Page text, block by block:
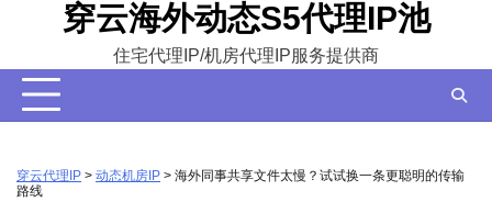
content
穿云海外动态S5代理IP池
住宅代理IP/机房代理IP服务提供商
穿云代理IP > 动态机房IP > 海外同事共享文件太慢？试试换一条更聪明的传输
路线